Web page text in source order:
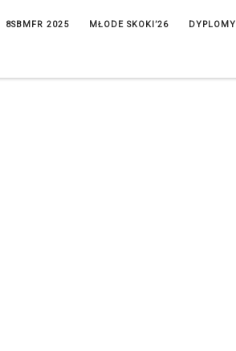
8SBMFR 2025 MŁODE SKOKI’26 DYPLOMY